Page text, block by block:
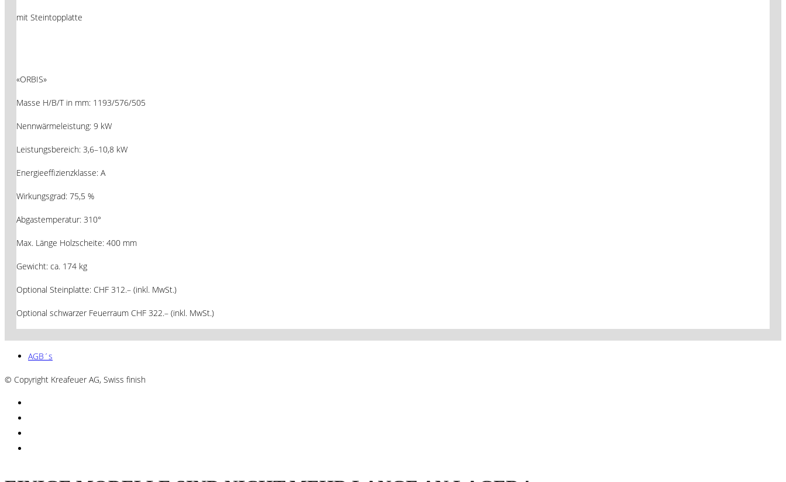
mit Steintopplatte
«ORBIS»
Masse H/B/T in mm: 1193/576/505
Nennwärmeleistung: 9 kW
Leistungsbereich: 3,6–10,8 kW
Energieeffizienzklasse: A
Wirkungsgrad: 75,5 %
Abgastemperatur: 310°
Max. Länge Holzscheite: 400 mm
Gewicht: ca. 174 kg
Optional Steinplatte: CHF 312.– (inkl. MwSt.)
Optional schwarzer Feuerraum CHF 322.– (inkl. MwSt.)
AGB´s
© Copyright Kreafeuer AG, Swiss finish